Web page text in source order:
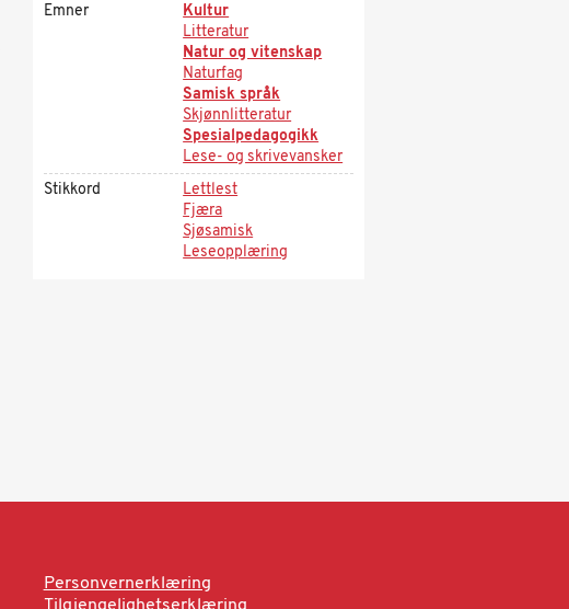
Emner
Kultur
Litteratur
Natur og vitenskap
Naturfag
Samisk språk
Skjønnlitteratur
Spesialpedagogikk
Lese- og skrivevansker
Stikkord
Lettlest
Fjæra
Sjøsamisk
Leseopplæring
Personvernerklæring